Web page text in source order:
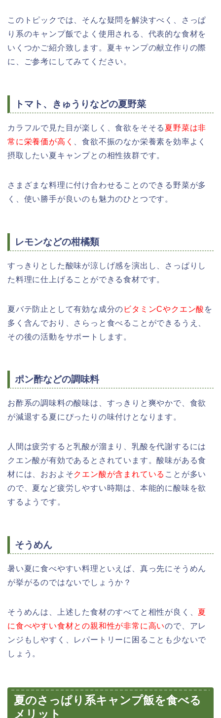
このトピックでは、そんな疑問を解決すべく、さっぱ
り系のキャンプ飯でよく使用される、代表的な食材を
いくつかご紹介致します。夏キャンプの献立作りの際
に、ご参考にしてみてください。
トマト、きゅうりなどの夏野菜
カラフルで見た目が楽しく、食欲をそそる 夏野菜は非
常に栄養価が高く 、食欲不振のなか栄養素を効率よく
摂取したい夏キャンプとの相性抜群です。
さまざまな料理に付け合わせることのできる野菜が多
く、使い勝手が良いのも魅力のひとつです。
レモンなどの柑橘類
すっきりとした酸味が涼しげ感を演出し、さっぱりし
た料理に仕上げることができる食材です。
夏バテ防止として有効な成分の ビタミンCやクエン酸 を
多く含んでおり、さらっと食べることができるうえ、
その後の活動をサポートします。
ポン酢などの調味料
お酢系の調味料の酸味は、すっきりと爽やかで、食欲
が減退する夏にぴったりの味付けとなります。
人間は疲労すると乳酸が溜まり、乳酸を代謝するには
クエン酸が有効であるとされています。酸味がある食
材には、おおよそクエン酸が含まれている ことが多い
ので、夏など疲労しやすい時期は、本能的に酸味を欲
するようです。
そうめん
暑い夏に食べやすい料理といえば、真っ先にそうめん
が挙がるのではないでしょうか？
そうめんは、上述した食材のすべてと相性が良く、 夏
に食べやすい食材との親和性が非常に高いので、アレ
ンジもしやすく、レパートリーに困ることも少ないで
しょう。
夏のさっぱり系キャンプ飯を食べる
メリット